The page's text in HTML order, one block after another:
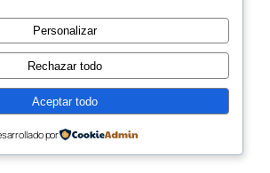
Personalizar
Rechazar todo
Aceptar todo
por